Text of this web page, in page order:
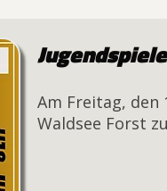
Am Freitag, den
Waldsee Forst